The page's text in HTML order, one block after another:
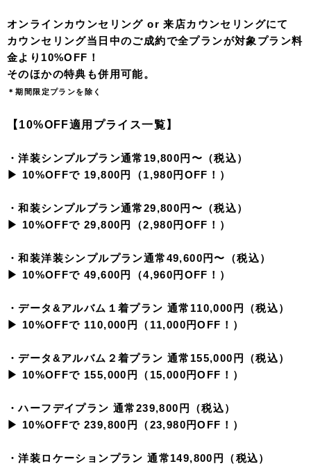
オンラインカウンセリング or 来店カウンセリングにて
カウンセリング当日中のご成約で全プランが対象プラン料
金より10%OFF！
そのほかの特典も併用可能。
＊期間限定プランを除く
【10%OFF適用プライス一覧】
・洋装シンプルプラン通常19,800円〜（税込）
▶︎ 10%OFFで 19,800円（1,980円OFF！）
・和装シンプルプラン通常29,800円〜（税込）
▶︎ 10%OFFで 29,800円（2,980円OFF！）
・和装洋装シンプルプラン通常49,600円〜（税込）
▶︎ 10%OFFで 49,600円（4,960円OFF！）
・データ&アルバム１着プラン 通常110,000円（税込）
▶︎ 10%OFFで 110,000円（11,000円OFF！）
・データ&アルバム２着プラン 通常155,000円（税込）
▶︎ 10%OFFで 155,000円（15,000円OFF！）
・ハーフデイプラン 通常239,800円（税込）
▶︎ 10%OFFで 239,800円（23,980円OFF！）
・洋装ロケーションプラン 通常149,800円（税込）